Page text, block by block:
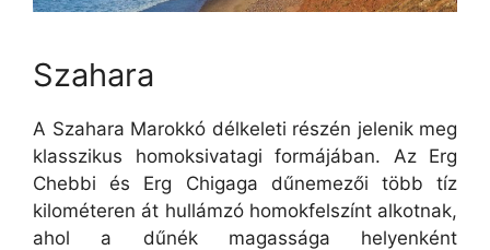
Szahara
A Szahara Marokkó délkeleti részén jelenik meg
klasszikus homoksivatagi formájában. Az Erg
Chebbi és Erg Chigaga dűnemezői több tíz
kilométeren át hullámzó homokfelszínt alkotnak,
ahol a dűnék magassága helyenként